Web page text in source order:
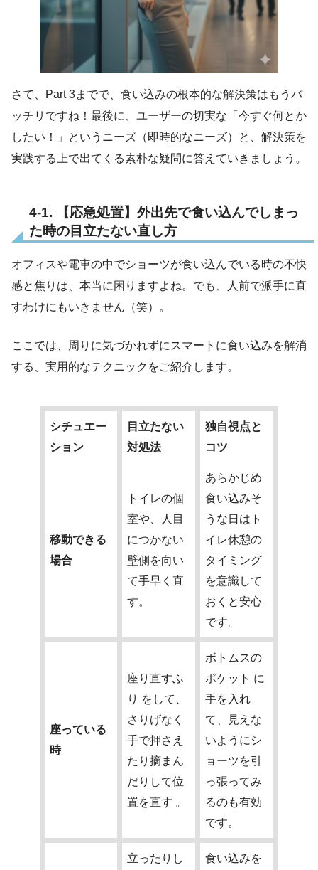
さて、Part 3までで、食い込みの根本的な解決策はもうバ
ッチリですね！最後に、ユーザーの切実な「今すぐ何とか
したい！」というニーズ（即時的なニーズ）と、解決策を
実践する上で出てくる素朴な疑問に答えていきましょう。
4-1. 【応急処置】外出先で食い込んでしまっ
た時の目立たない直し方
オフィスや電車の中でショーツが食い込んでいる時の不快
感と焦りは、本当に困りますよね。でも、人前で派手に直
すわけにもいきません（笑）。
ここでは、周りに気づかれずにスマートに食い込みを解消
する、実用的なテクニックをご紹介します。
シチュエー
ション
目立たない
対処法
独自視点と
コツ
移動できる
場合
トイレの個
室や、人目
につかない
壁側を向い
て手早く直
す。
あらかじめ
食い込みそ
うな日はト
イレ休憩の
タイミング
を意識して
おくと安心
です。
座っている
時
座り直すふ
り をして、
さりげなく
手で押さえ
たり摘まん
だりして位
置を直す 。
ボトムスの
ポケット に
手を入れ
て、見えな
いようにシ
ョーツを引
っ張ってみ
るのも有効
です。
立ったりし 食い込みを